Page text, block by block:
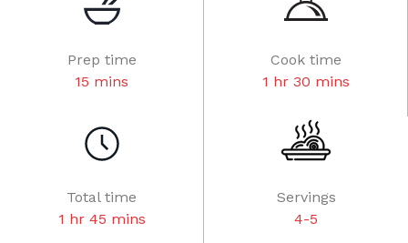
Prep time
15 mins
Cook time
1 hr 30 mins
Total time
1 hr 45 mins
Servings
4-5